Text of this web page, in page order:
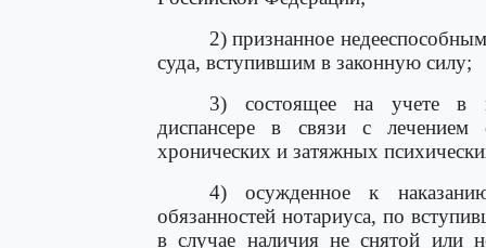
2) признанное
суда, вступившим в законную силу;
3) состоящее на учете в
диспансере в связи с лечением
хронических и затяжных
4) осужденное к
обязанностей нотариуса, по
в случае наличия не снятой или